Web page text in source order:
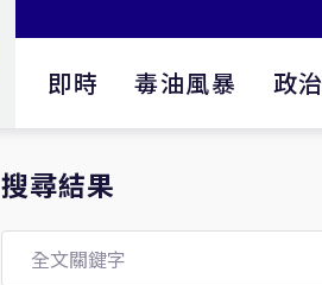
即時 毒油風暴 政治
搜尋結果